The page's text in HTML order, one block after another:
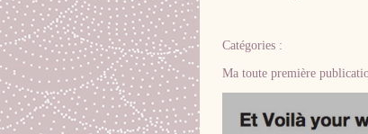
Catégories :
Ma toute première